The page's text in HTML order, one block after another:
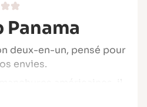
Panama
deux-en-un, pensé pour
envies.
estival léger et